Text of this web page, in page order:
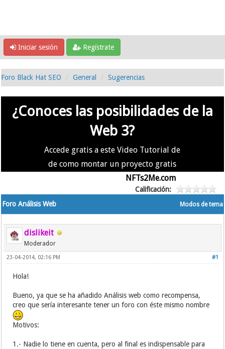
Iniciar sesión Regístrate
Foro Black Hat SEO General Sugerencias
¿Conoces las posibilidades de la
Web 3?
Accede gratis a este Video Tutorial de
de como montar un proyecto gratis
NFTs2Me.com
Calificación:
Modos de tema
Foro Análisis Web
dislikeit
Moderador
#1
23-04-2014, 02:16 PM
Hola!
Bueno, ya que se ha añadido Análisis web como recompensa,
creo que sería interesante tener un foro con éste mismo nombre
Motivos:
1.- Nadie lo tiene en cuenta, pero al final es indispensable para